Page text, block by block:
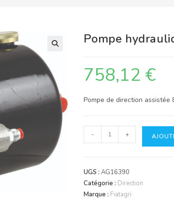
Pompe
758,12 €
Pompe de direction assistée
quantité
de
hydraulique
- +
UGS :AG16390
Catégorie : Direction
Marque : Fiatagri